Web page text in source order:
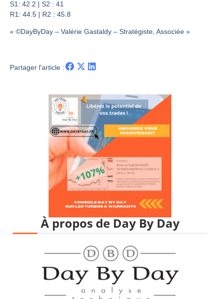
S1: 42.2 | S2 : 41
R1: 44.5 | R2 : 45.8
« ©DayByDay – Valérie Gastaldy – Stratégiste, Associée »
Partager l'article :
À propos de Day By Day